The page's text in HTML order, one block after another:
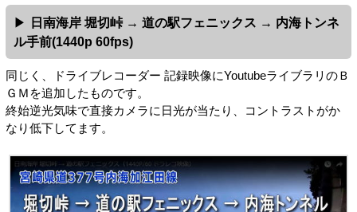
日南海岸 堀切峠 → 道の駅フェニックス → 内海トンネ
ル手前(1440p 60fps)
同じく、ドライブレコーダー 記録映像にYoutubeライブラリのＢ
ＧＭを追加したものです。
終始逆光気味で直接カメラに日光が当たり、コントラストがか
なり低下してます。